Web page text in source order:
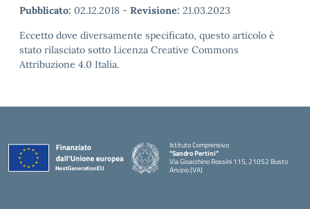
Pubblicato: 02.12.2018 - Revisione: 21.03.2023
Eccetto dove diversamente specificato, questo articolo è
stato rilasciato sotto Licenza Creative Commons
Attribuzione 4.0 Italia.
Istituto Comprensivo
"Sandro Pertini"
Via Gioacchino Rossini 115, 21052 Busto
Arsizio (VA)